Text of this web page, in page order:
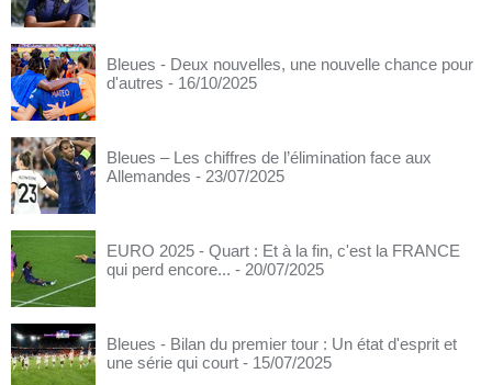
Bleues - Deux nouvelles, une nouvelle chance pour
d'autres - 16/10/2025
Bleues – Les chiffres de l’élimination face aux
Allemandes - 23/07/2025
EURO 2025 - Quart : Et à la fin, c'est la FRANCE
qui perd encore... - 20/07/2025
Bleues - Bilan du premier tour : Un état d'esprit et
une série qui court - 15/07/2025